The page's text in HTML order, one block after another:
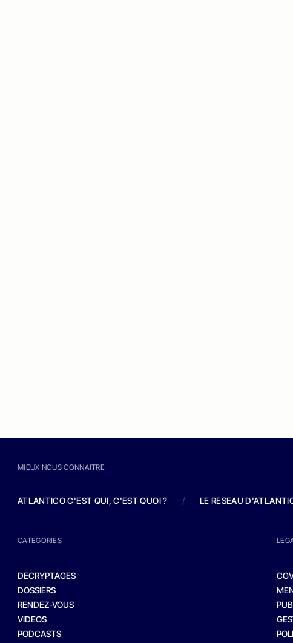
MIEUX NOUS CONNAITRE
ATLANTICO C'EST QUI, C'EST QUOI ? / LE RESEAU
CATEGORIES
DECRYPTAGES
DOSSIERS
RENDEZ-VOUS
VIDEOS
PODCASTS